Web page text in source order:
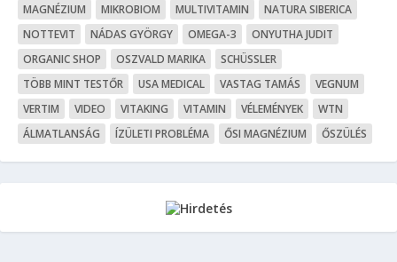
MAGNÉZIUM
MIKROBIOM MULTIVITAMIN
NATURA SIBERICA
NOTTEVIT
NÁDAS GYÖRGY OMEGA-3
ONYUTHA JUDIT
ORGANIC SHOP
OSZVALD MARIKA
SCHÜSSLER
TÖBB MINT TESTŐR
USA MEDICAL VASTAG TAMÁS
VEGNUM
VERTIM
VIDEO VITAKING VITAMIN VÉLEMÉNYEK
WTN
ÁLMATLANSÁG
ÍZÜLETI PROBLÉMA ŐSI MAGNÉZIUM ŐSZÜLÉS